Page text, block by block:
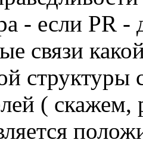
- если PR -
связи
структуры
(